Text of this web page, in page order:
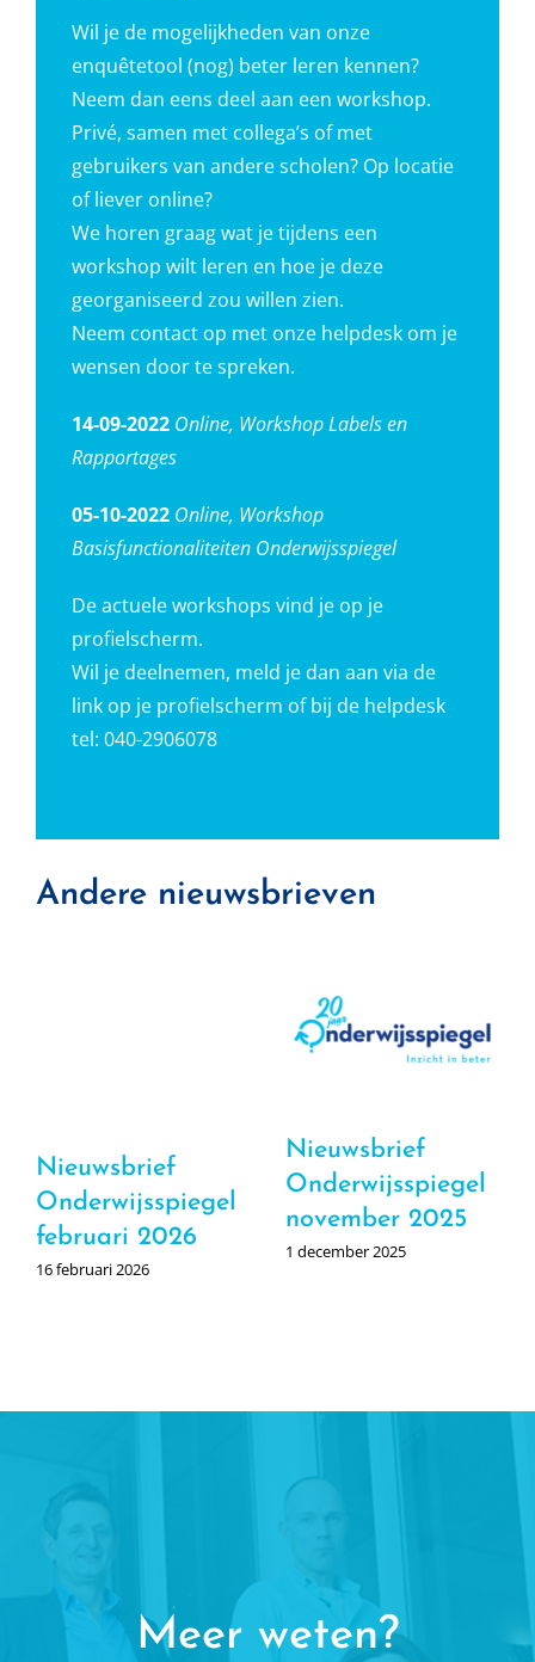
Wil je de mogelijkheden van onze
enquêtetool (nog) beter leren kennen?
Neem dan eens deel aan een workshop.
Privé, samen met collega’s of met
gebruikers van andere scholen? Op locatie
of liever online?
We horen graag wat je tijdens een
workshop wilt leren en hoe je deze
georganiseerd zou willen zien.
Neem contact op met onze helpdesk om je
wensen door te spreken.
14-09-2022 Online, Workshop Labels en
Rapportages
05-10-2022 Online, Workshop
Basisfunctionaliteiten Onderwijsspiegel
De actuele workshops vind je op je
profielscherm.
Wil je deelnemen, meld je dan aan via de
link op je profielscherm of bij de helpdesk
tel: 040-2906078
Andere nieuwsbrieven
Nieuwsbrief
Onderwijsspiegel
februari 2026
16 februari 2026
Nieuwsbrief
Onderwijsspiegel
november 2025
1 december 2025
Meer weten?